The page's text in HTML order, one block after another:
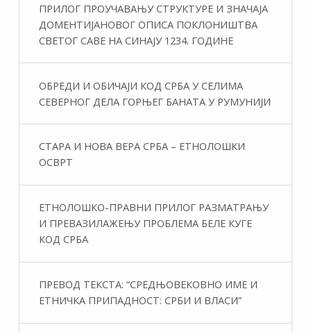
ПРИЛОГ ПРОУЧАВАЊУ СТРУКТУРЕ И ЗНАЧАЈА
ДОМЕНТИЈАНОВОГ ОПИСА ПОКЛОНИШТВА
СВЕТОГ САВЕ НА СИНАЈУ 1234. ГОДИНЕ
ОБРЕДИ И ОБИЧАЈИ КОД СРБА У СЕЛИМА
СЕВЕРНОГ ДЕЛА ГОРЊЕГ БАНАТА У РУМУНИЈИ
СТАРА И НОВА ВЕРА СРБА – ЕТНОЛОШКИ
ОСВРТ
ЕТНОЛОШКО-ПРАВНИ ПРИЛОГ РАЗМАТРАЊУ
И ПРЕВАЗИЛАЖЕЊУ ПРОБЛЕМА БЕЛЕ КУГЕ
КОД СРБА
ПРЕВОД ТЕКСТА: “СРЕДЊОВЕКОВНО ИМЕ И
ЕТНИЧКА ПРИПАДНОСТ: СРБИ И ВЛАСИ”